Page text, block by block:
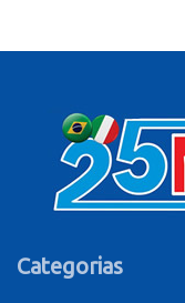
Categorias